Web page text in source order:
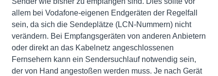
allem bei Vodafone-eigenen Endgeräten der Regelfall
sein, da sich die Sendeplätze (LCN-Nummern) nicht
verändern. Bei Empfangsgeräten von anderen Anbietern
oder direkt an das Kabelnetz angeschlossenen
Fernsehern kann ein Sendersuchlauf notwendig sein,
der von Hand angestoßen werden muss. Je nach Gerät